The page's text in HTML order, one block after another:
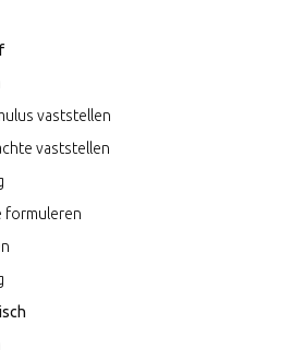
vaststellen
vaststellen
formuleren